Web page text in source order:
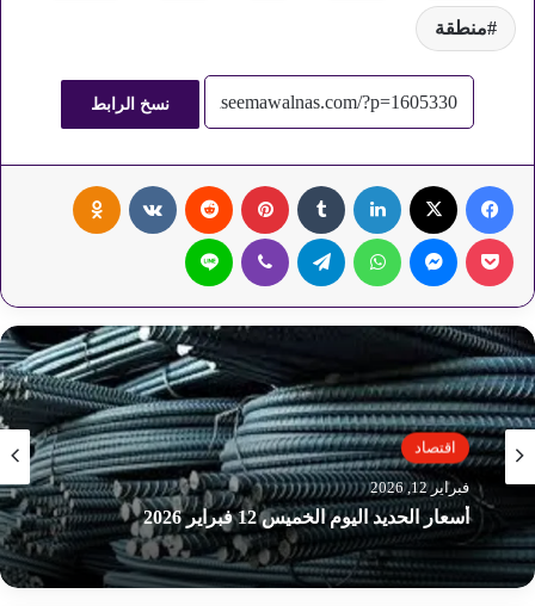
منطقة
نسخ الرابط
اقتصاد
فبراير 12, 2026
أسعار الحديد اليوم الخميس 12 فبراير 2026
اقتصاد
فبراير 12, 2026